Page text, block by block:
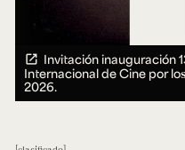
Invitación inauguración
Internacional de Cine por
2026.